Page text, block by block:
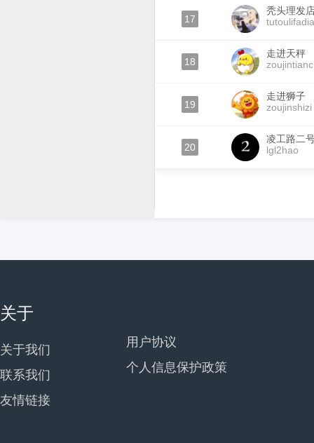
17
秃头理发
18
走进天秤
19
走进狮子
zoujinshizi
20
凌工路二
lgl2hao
关于
关于我们
联系我们
友情链接
用户协议
个人信息保护政策